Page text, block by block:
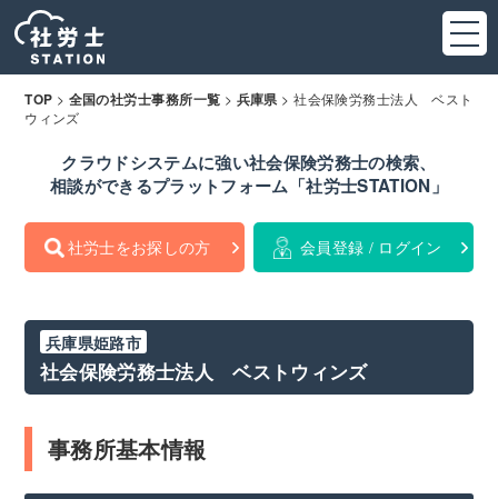
TOP > 全国の社労士事務所一覧 > 兵庫県 >社会保険労務士法人 ベスト
ウィンズ
クラウドシステムに強い社会保険労務士の検索、
相談ができるプラットフォーム「社労士STATION」
社労士をお探しの方 会員登録 / ログイン
兵庫県姫路市
社会保険労務士法人 ベストウィンズ
事務所基本情報